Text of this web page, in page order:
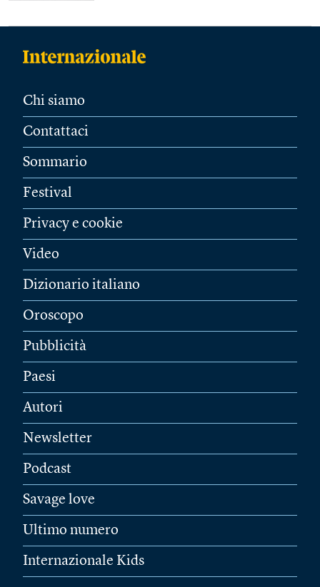
Chi siamo
Contattaci
Sommario
Festival
Privacy e cookie
Video
Dizionario italiano
Oroscopo
Pubblicità
Paesi
Autori
Newsletter
Podcast
Savage love
Ultimo numero
Internazionale Kids